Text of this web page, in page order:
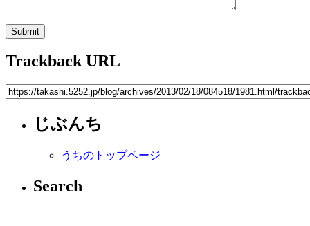
Trackback URL
じぶんち
うちのトップページ
Search